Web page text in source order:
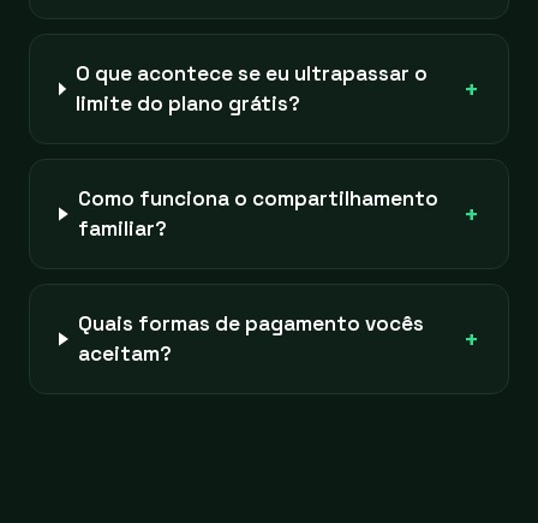
O que acontece se eu ultrapassar o
limite do plano grátis?
+
Como funciona o compartilhamento
familiar?
+
Quais formas de pagamento vocês
aceitam?
+